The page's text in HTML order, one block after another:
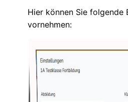
Hier können Sie folgende
vornehmen: